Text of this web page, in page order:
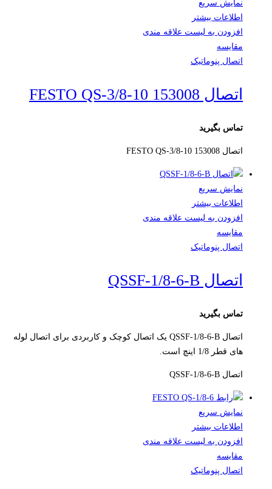
نمایش سریع
اطلاعات بیشتر
افزودن به لیست علاقه مندی
مقایسه
اتصال پنوماتیک
اتصال FESTO QS-3/8-10 153008
تماس بگیرید
اتصال FESTO QS-3/8-10 153008
نمایش سریع
اطلاعات بیشتر
افزودن به لیست علاقه مندی
مقایسه
اتصال پنوماتیک
اتصال QSSF-1/8-6-B
تماس بگیرید
اتصال QSSF-1/8-6-B یک اتصال کوچک و کاربردی برای اتصال لوله
های قطر 1/8 اینچ است.
اتصال QSSF-1/8-6-B
نمایش سریع
اطلاعات بیشتر
افزودن به لیست علاقه مندی
مقایسه
اتصال پنوماتیک